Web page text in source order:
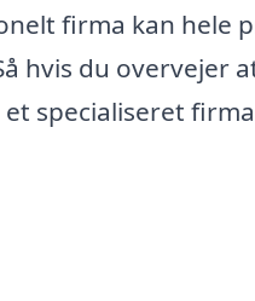
firma kan hele
hvis du overvejer
specialiseret